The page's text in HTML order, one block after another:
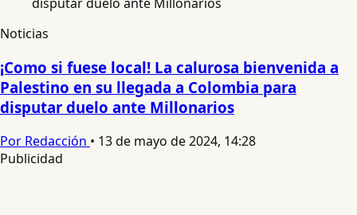
Noticias
¡Como si fuese local! La calurosa bienvenida a
Palestino en su llegada a Colombia para
disputar duelo ante Millonarios
Por Redacción • 13 de mayo de 2024, 14:28
Publicidad